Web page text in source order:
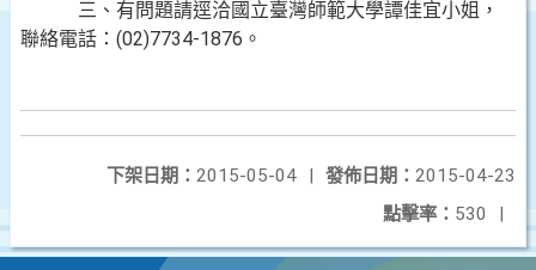
三、有問題請逕洽國立臺灣師範大學譚佳宜小姐，
聯絡電話：(02)7734-1876。
發佈日期： 2015-04-23
下架日期： 2015-05-04
|
點擊率： 530 |